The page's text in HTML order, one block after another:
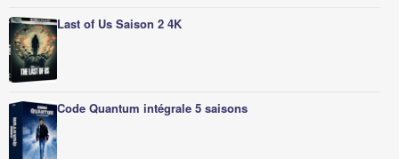
Last of Us Saison 2 4K
Code Quantum intégrale 5 saisons